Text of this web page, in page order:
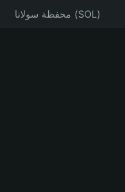
محفظة سولانا (SOL)